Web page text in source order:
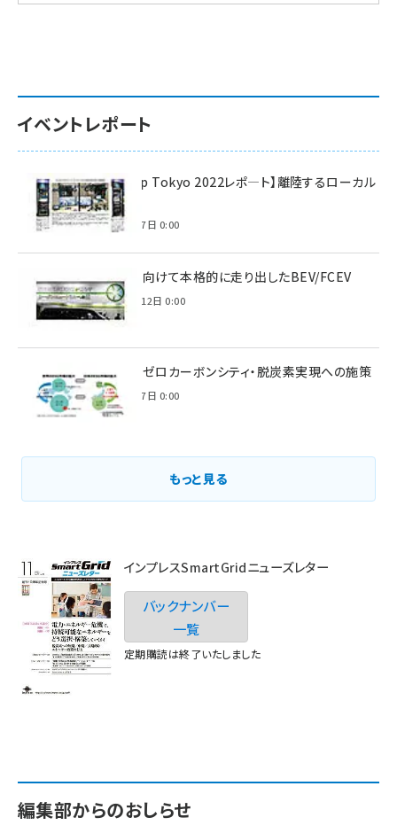
イベントレポート
【Interop Tokyo 2022レポ—ト】離陸するローカル
5G！
2022年7月7日 0:00
脱炭素に向けて本格的に走り出したBEV/FCEV
2022年6月12日 0:00
環境省のゼロカーボンシティ・脱炭素実現への施策
2021年3月7日 0:00
もっと見る
インプレスSmartGridニューズレター
バックナンバー
一覧
定期購読は終了いたしました
編集部からのおしらせ